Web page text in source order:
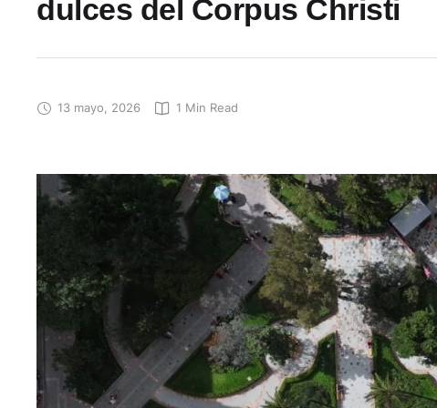
dulces del Corpus Christi
13 mayo, 2026 1 Min Read